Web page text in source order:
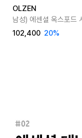
OLZEN
남성) 에센셜 옥스포드
102,400 20%